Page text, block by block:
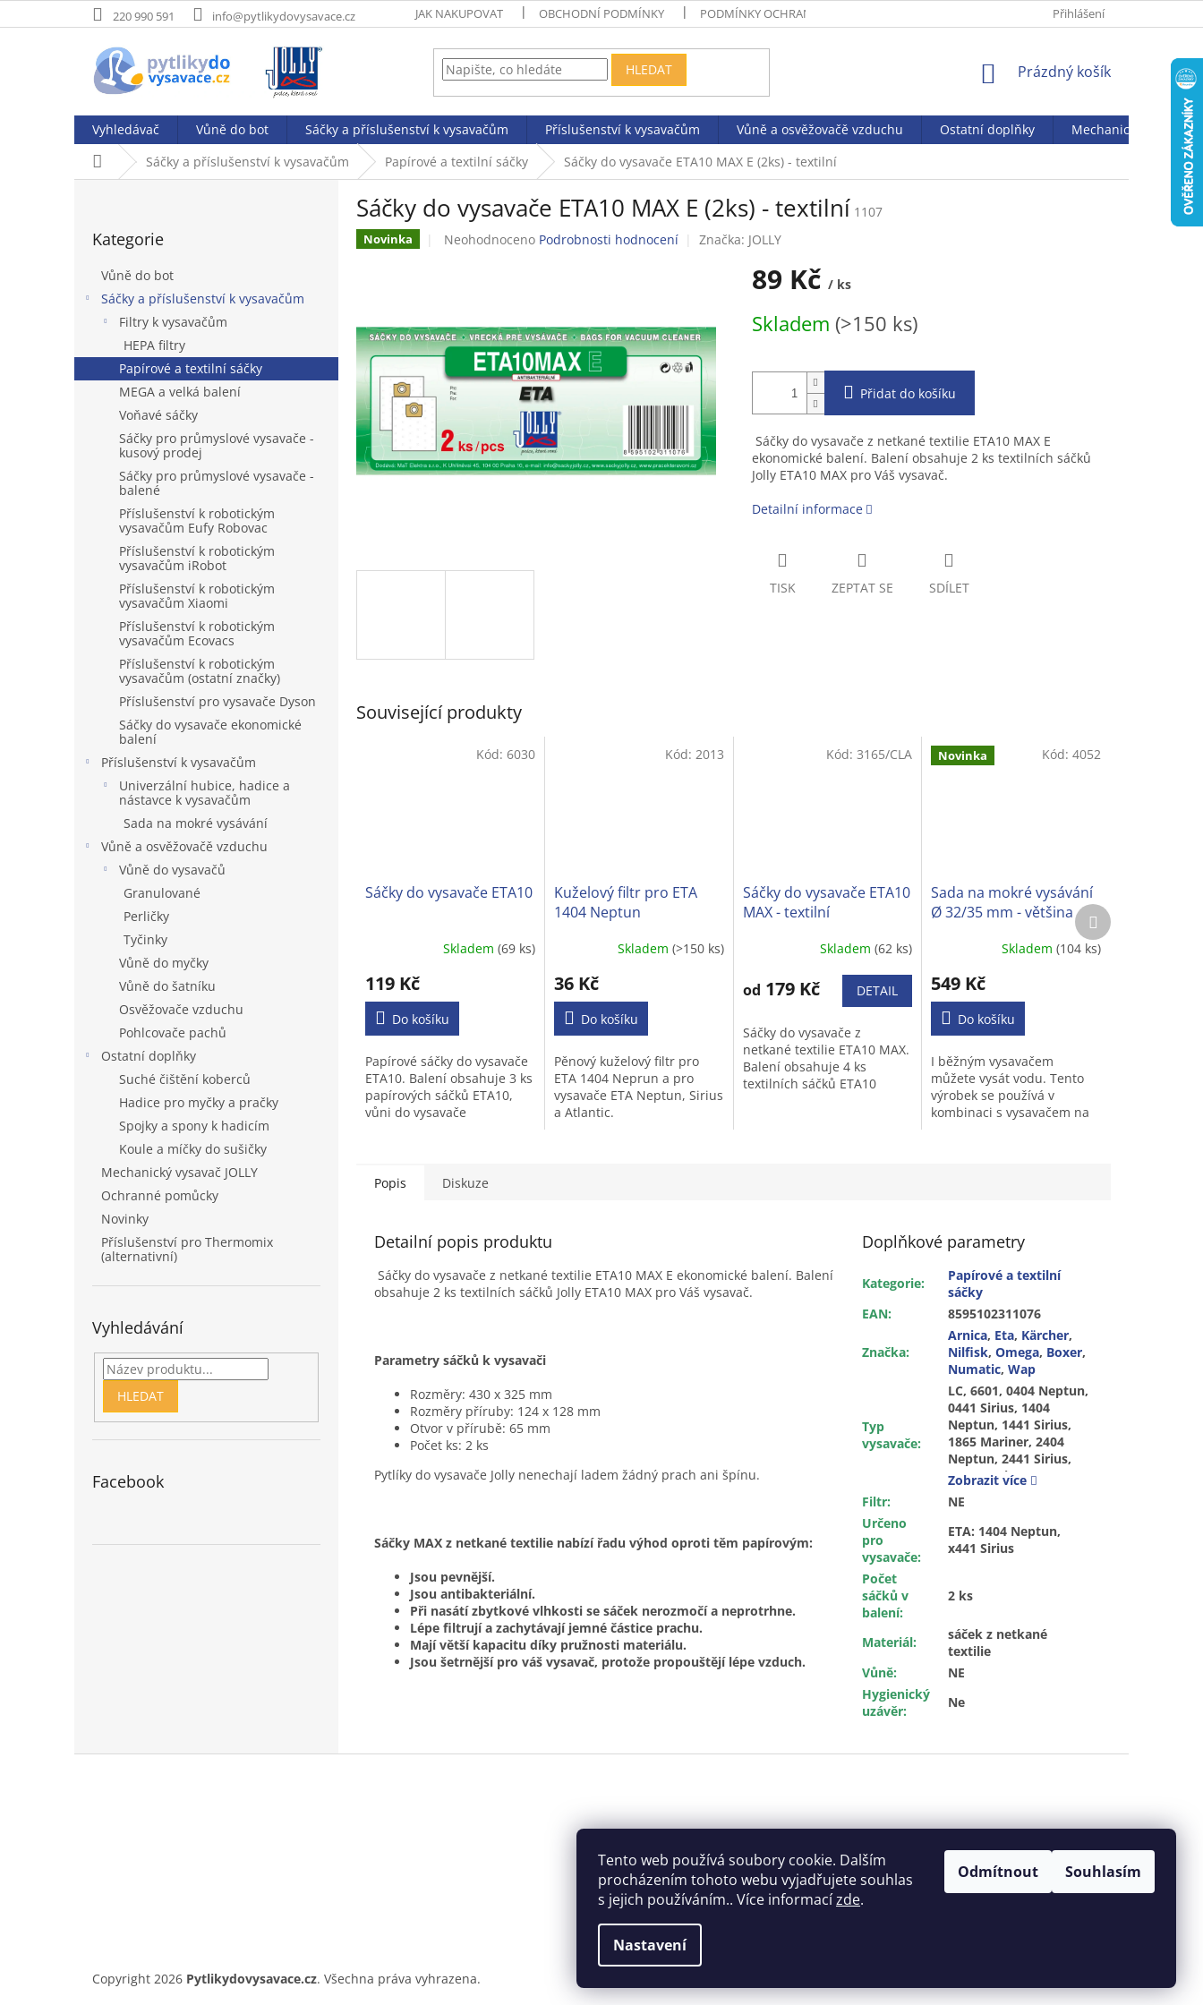
Tento web používá soubory cookie. Dalším
procházením tohoto webu vyjadřujete souhlas
s jejich používáním.. Více informacízde.
Nastavení
Odmítnout Souhlasím
na
220 990 591 info@pytlikydovysavace.cz JAK NAKUPOVAT OBCHODNÍ PODMÍNKY PODMÍNKY OCHRANY OSOBNÍCH ÚDAJŮ Přihlášení
HLEDAT
NÁKUPNÍ
Prázdný košík
Vyhledávač Vůně do bot Sáčky a příslušenství k vysavačům Příslušenství k vysavačům Vůně a osvěžovačě vzduchu Ostatní doplňky
Mechanický vysavač
Domů Sáčky a příslušenství k vysavačům Papírové a textilní sáčky Sáčky do vysavače ETA10 MAX E (2ks) - textilní
a
kategorie
Kategorie
Vůně do bot
Sáčky a příslušenství k vysavačům
Filtry k vysavačům
HEPA filtry
Papírové a textilní sáčky
MEGA a velká balení
Voňavé sáčky
Sáčky pro průmyslové vysavače -
kusový prodej
Sáčky pro průmyslové vysavače -
balené
Příslušenství k robotickým
vysavačům Eufy Robovac
Příslušenství k robotickým
vysavačům iRobot
Příslušenství k robotickým
vysavačům Xiaomi
Příslušenství k robotickým
vysavačům Ecovacs
Příslušenství k robotickým
vysavačům (ostatní značky)
Příslušenství pro vysavače Dyson
Sáčky do vysavače ekonomické
balení
Příslušenství k vysavačům
Univerzální hubice, hadice a
nástavce k vysavačům
Sada na mokré vysávání
Vůně a osvěžovačě vzduchu
Vůně do vysavačů
Granulované
Perličky
Tyčinky
Vůně do myčky
Vůně do šatníku
Osvěžovače vzduchu
Pohlcovače pachů
Ostatní doplňky
Suché čištění koberců
Hadice pro myčky a pračky
Spojky a spony k hadicím
Koule a míčky do sušičky
Mechanický vysavač JOLLY
Ochranné pomůcky
Novinky
Příslušenství pro Thermomix
(alternativní)
Vyhledávání
HLEDAT
Facebook
Sáčky do vysavače ETA10 MAX E (2ks) - textilní 1107
Novinka
Průměrné
z
5
hvězdiček.
Neohodnoceno Podrobnosti hodnocení Značka: JOLLY
89 Kč / ks
cena:
Skladem (>150 ks)
Přidat do košíku
Sáčky do vysavače z netkané textilie ETA10 MAX E
ekonomické balení. Balení obsahuje 2 ks textilních sáčků
Jolly ETA10 MAX pro Váš vysavač.
Detailní informace
TISK ZEPTAT SE SDÍLET
Související produkty
Sáčky do vysavače ETA10
Skladem (69 ks)
119 Kč
Do košíku
Papírové sáčky do vysavače
ETA10. Balení obsahuje 3 ks
papírových sáčků ETA10,
vůni do vysavače
Kód: 6030
Kuželový filtr pro ETA
1404 Neptun
Skladem (>150 ks)
36 Kč
Do košíku
Pěnový kuželový filtr pro
ETA 1404 Neprun a pro
vysavače ETA Neptun, Sirius
a Atlantic.
Kód: 2013
Sáčky do vysavače ETA10
MAX - textilní
Skladem(62 ks)
od 179 Kč DETAIL
Sáčky do vysavače z
netkané textilie ETA10 MAX.
Balení obsahuje 4 ks
textilních sáčků ETA10
Kód:3165/CLA Novinka
Sada na mokré vysávání
Ø 32/35 mm - většina
produktu
je
z
hvězdiček.
Skladem(104 ks)
549 Kč
Do košíku
I běžným vysavačem
můžete vysát vodu. Tento
výrobek se používá v
kombinaci s vysavačem na
Kód: 4052
Další
produkt
Popis Diskuze
Detailní popis produktu
Sáčky do vysavače z netkané textilie ETA10 MAX E ekonomické balení. Balení
obsahuje 2 ks textilních sáčků Jolly ETA10 MAX pro Váš vysavač.
Parametry sáčků k vysavači
Rozměry: 430 x 325 mm
Rozměry příruby: 124 x 128 mm
Otvor v přírubě: 65 mm
Počet ks: 2 ks
Pytlíky do vysavače Jolly nenechají ladem žádný prach ani špínu.
Sáčky MAX z netkané textilie nabízí řadu výhod oproti těm papírovým:
Jsou pevnější.
Jsou antibakteriální.
Při nasátí zbytkové vlhkosti se sáček nerozmočí a neprotrhne.
Lépe filtrují a zachytávají jemné částice prachu.
Mají větší kapacitu díky pružnosti materiálu.
Jsou šetrnější pro váš vysavač, protože propouštějí lépe vzduch.
Doplňkové parametry
Kategorie:
Papírové a textilní
sáčky
EAN: 8595102311076
Značka:
Arnica, Eta, Kärcher,
Nilfisk,Omega, Boxer,
Numatic,Wap
Typ
vysavače:
LC, 6601, 0404 Neptun,
0441 Sirius, 1404
Neptun, 1441 Sirius,
1865 Mariner, 2404
Neptun, 2441 Sirius,
2865 Mariner, 3404
3405 Atlantic, 3865
Mariner, 7865 Mariner,
Atlantic 3404, 3405,
Alto ATTI X30, System
300, 2865 Poseidon
Zobrazit více
Filtr:
NE
Určeno
pro
vysavače:
ETA: 1404 Neptun,
x441 Sirius
Počet
sáčků v
balení:
2 ks
Materiál:
sáček z netkané
textilie
Vůně:
NE
Hygienický
uzávěr:
Ne
Copyright 2026 Pytlikydovysavace.cz. Všechna práva vyhrazena.